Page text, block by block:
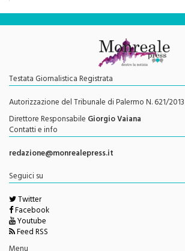
Testata Giornalistica Registrata
Autorizzazione del Tribunale di Palermo N. 621/2013
Direttore ResponsabileGiorgio Vaiana
Contatti e info
redazione@monrealepress.it
Twitter
Facebook
Youtube
Feed RSS
Menu